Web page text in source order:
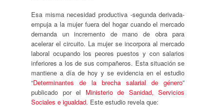
Esa misma necesidad productiva -segunda derivada-
empuja a la mujer fuera del hogar cuando el mercado
demanda un incremento de mano de obra para
acelerar el circuito. La mujer se incorpora al mercado
laboral ocupando los peores puestos y con salarios
inferiores a los de sus compañeros. Esta situación se
mantiene a día de hoy y se evidencia en el estudio
“Determinantes de la brecha salarial de género”
publicado por el Ministerio de Sanidad, Servicios
Sociales e igualdad. Este estudio revela que: